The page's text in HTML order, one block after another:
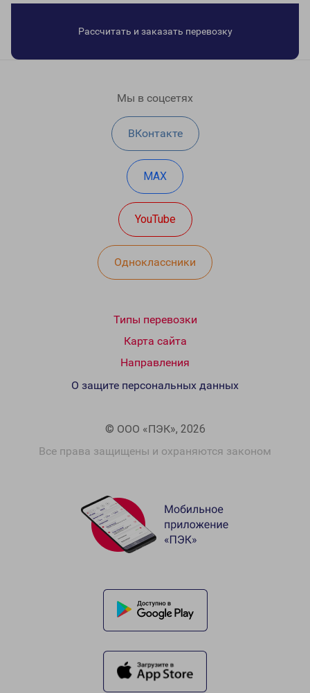
Рассчитать и заказать перевозку
Мы в соцсетях
ВКонтакте
MAX
YouTube
Одноклассники
Типы перевозки
Карта сайта
Направления
© ООО «ПЭК», 2026
Все права защищены и охраняются законом
О защите персональных данных